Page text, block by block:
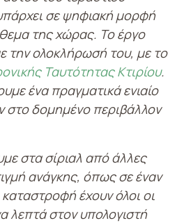
σε ψηφιακή μορφή
της χώρας. Το έργο
την ολοκλήρωσή του, με το
Ταυτότητας Κτιρίου.
ένα πραγματικά ενιαίο
στο δομημένο περιβάλλον
στα σίριαλ από άλλες
ανάγκης, όπως σε έναν
έχουν όλοι οι
λεπτά στον υπολογιστή